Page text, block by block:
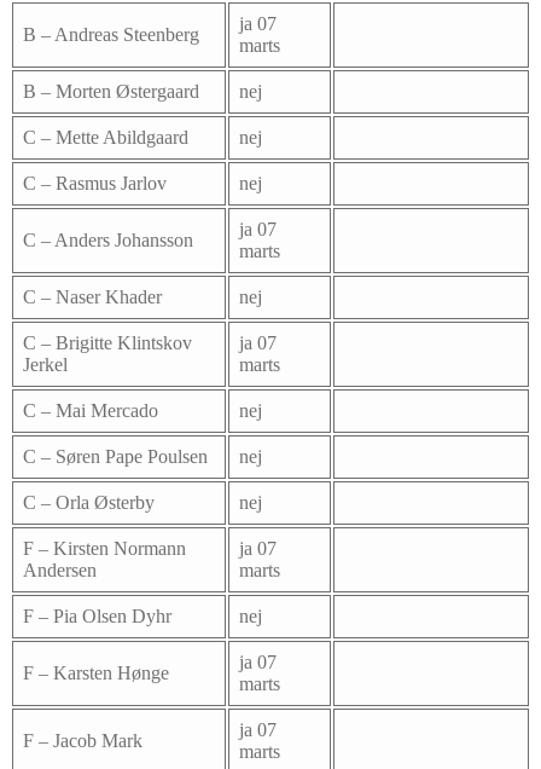
B – Andreas Steenberg
ja 07
marts
B – Morten Østergaard nej
C – Mette Abildgaard nej
C – Rasmus Jarlov nej
C – Anders Johansson
ja 07
marts
C – Naser Khader nej
C – Brigitte Klintskov
Jerkel
ja 07
marts
C – Mai Mercado nej
C – Søren Pape Poulsen nej
C – Orla Østerby nej
F – Kirsten Normann
Andersen
ja 07
marts
F – Pia Olsen Dyhr nej
F – Karsten Hønge
ja 07
marts
F – Jacob Mark
ja 07
marts